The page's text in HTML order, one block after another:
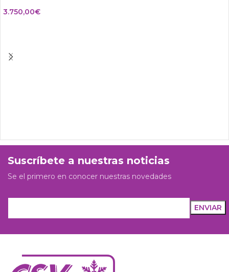
3.750,00€
Suscríbete a nuestras noticias
Se el primero en conocer nuestras novedades